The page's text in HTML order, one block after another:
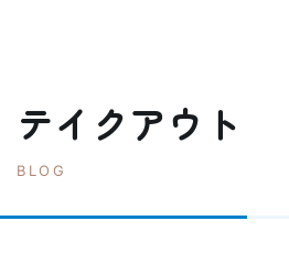
電話：0795-82-
テイクアウト
BLOG